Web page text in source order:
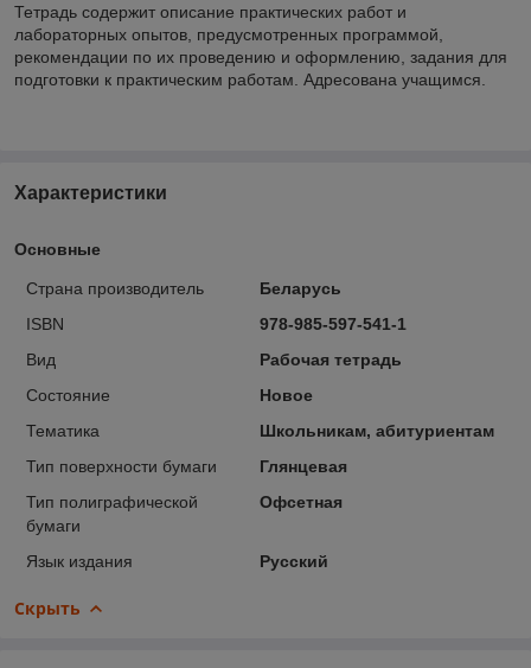
Тетрадь содержит описание практических работ и
лабораторных опытов, предусмотренных программой,
рекомендации по их проведению и оформлению, задания для
подготовки к практическим работам. Адресована учащимся.
Характеристики
Основные
Страна производитель
Беларусь
ISBN
978-985-597-541-1
Вид
Рабочая тетрадь
Состояние
Новое
Тематика
Школьникам, абитуриентам
Тип поверхности бумаги
Глянцевая
Тип полиграфической
бумаги
Офсетная
Язык издания Русский
Скрыть